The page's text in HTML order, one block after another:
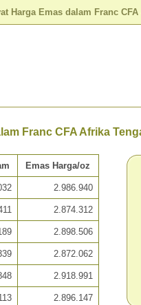
Harga Emas dalam Franc
Franc CFA Afrika
Emas Harga/oz
2.986.940
2.874.312
2.898.506
2.872.062
2.918.991
2.896.147